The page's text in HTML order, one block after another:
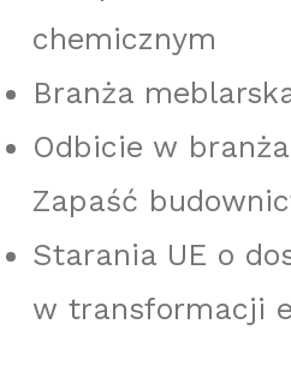
chemicznym
Branża
Odbicie w
Zapaść
Starania UE o
w transformacji